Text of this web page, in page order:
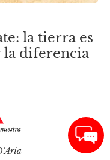
la tierra es
la diferencia